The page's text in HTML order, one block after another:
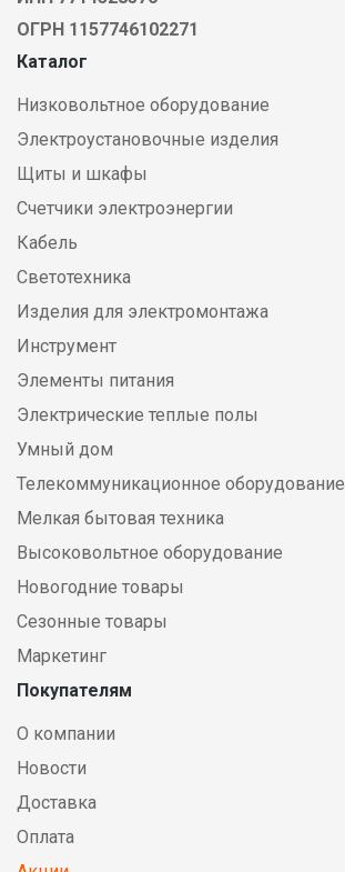
ОГРН 1157746102271
Каталог
Низковольтное оборудование
Электроустановочные изделия
Щиты и шкафы
Счетчики электроэнергии
Кабель
Светотехника
Изделия для электромонтажа
Инструмент
Элементы питания
Электрические теплые полы
Умный дом
Телекоммуникационное оборудование
Мелкая бытовая техника
Высоковольтное оборудование
Новогодние товары
Сезонные товары
Маркетинг
Покупателям
О компании
Новости
Доставка
Оплата